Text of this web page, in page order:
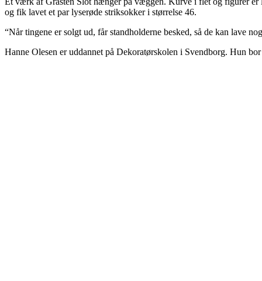
og fik lavet et par lyserøde striksokker i størrelse 46.
“Når tingene er solgt ud, får standholderne besked, så de kan lave
Hanne Olesen er uddannet på Dekoratørskolen i Svendborg. Hun